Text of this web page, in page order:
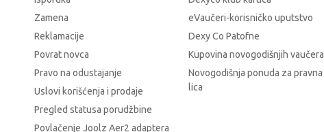
Zamena
Reklamacije
Povrat novca
Pravo na odustajanje
Uslovi korišćenja i prodaje
Pregled statusa porudžbine
Povlačenje Joolz Aer2 adaptera
eVaučeri-korisničko uputstvo
Dexy Co Patofne
Kupovina novogodišnjih vaučera
Novogodišnja ponuda za pravna
lica